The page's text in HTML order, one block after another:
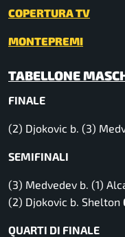
COPERTURA TV
MONTEPREMI
TABELLONE
FINALE
(2) Djokovic b. (3)
SEMIFINALI
(3) Medvedev b. (1)
(2) Djokovic b. Shelton
QUARTI DI FINALE